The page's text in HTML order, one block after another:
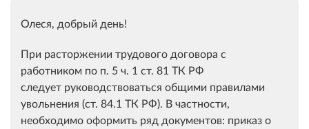
Олеся, добрый день!
При расторжении трудового договора с
работником по п. 5 ч. 1 ст. 81 ТК РФ
следует руководствоваться общими правилами
увольнения (ст. 84.1 ТК РФ). В частности,
необходимо оформить ряд документов: приказ о